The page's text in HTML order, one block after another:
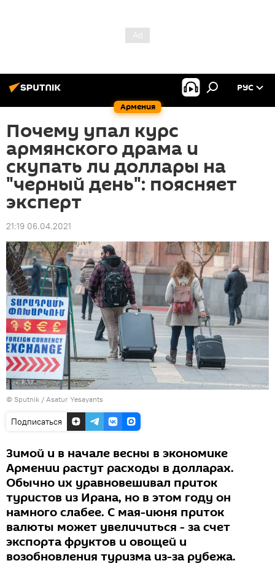
Армения
РУС
Почему упал курс
армянского драма и
скупать ли доллары на
"черный день": поясняет
эксперт
21:19 06.04.2021
© Sputnik / Asatur Yesayants
Подписаться
Зимой и в начале весны в экономике
Армении растут расходы в долларах.
Обычно их уравновешивал приток
туристов из Ирана, но в этом году он
намного слабее. С мая-июня приток
валюты может увеличиться - за счет
экспорта фруктов и овощей и
возобновления туризма из-за рубежа.